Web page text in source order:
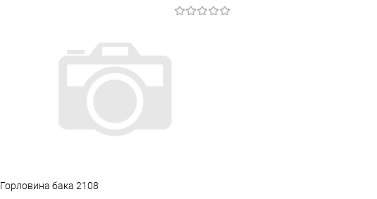
Купить в 1 клик Сравнение
В наличии
Горловина бака 2108